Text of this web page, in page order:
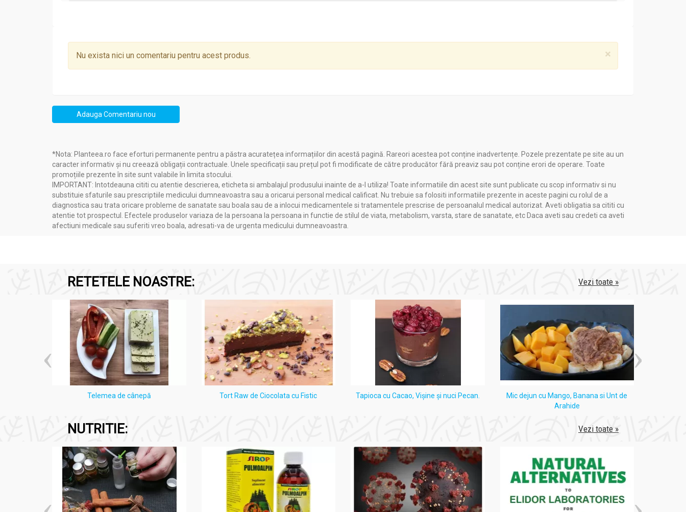
×
Nu exista nici un comentariu pentru acest produs.
Adauga Comentariu nou
*Nota: Planteea.ro face eforturi permanente pentru a păstra acuratețea informațiilor din acestă pagină. Rareori acestea pot conține inadvertențe. Pozele prezentate pe site au un
caracter informativ și nu creează obligații contractuale. Unele specificații sau prețul pot fi modificate de către producător fără preaviz sau pot conține erori de operare. Toate
promoțiile prezente în site sunt valabile în limita stocului.
IMPORTANT: Intotdeauna cititi cu atentie descrierea, eticheta si ambalajul produsului inainte de a-l utiliza! Toate informatiile din acest site sunt publicate cu scop informativ si nu
substituie sfaturile sau prescriptiile medicului dumneavoastra sau a oricarui personal medical calificat. Nu trebuie sa folositi informatiile prezente in aceste pagini cu rolul de a
diagnostica sau trata oricare probleme de sanatate sau boala sau de a inlocui medicamentele si tratamentele prescrise de persoanalul medical autorizat. Aveti obligatia sa cititi cu
atentie tot prospectul. Efectele produselor variaza de la persoana la persoana in functie de stilul de viata, metabolism, varsta, stare de sanatate, etc Daca aveti sau credeti ca aveti
afectiuni medicale sau suferiti vreo boala, adresati-va de urgenta medicului dumneavoastra.
RETETELE NOASTRE: Vezi toate »
Telemea de cânepă Tort Raw de Ciocolata cu Fistic Tapioca cu Cacao, Vişine şi nuci Pecan.
Mic dejun cu Mango, Banana si Unt de
Arahide
NUTRITIE: Vezi toate »